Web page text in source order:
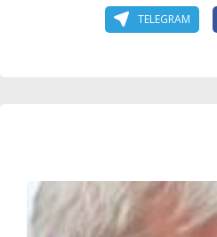
TELEGRAM